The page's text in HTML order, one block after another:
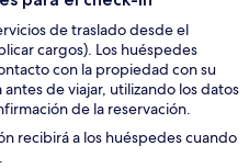
de traslado desde el
cargos). Los huéspedes
con la propiedad con su
de viajar, utilizando los datos
de la reservación.
recibirá a los huéspedes cuando